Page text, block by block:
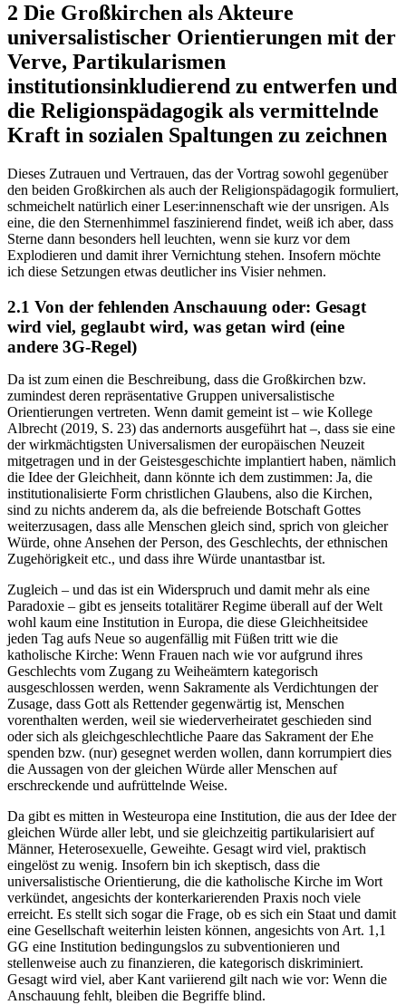
2 Die Großkirchen als Akteure
universalistischer Orientierungen mit der
Verve, Partikularismen
institutionsinkludierend zu entwerfen und
die Religionspädagogik als vermittelnde
Kraft in sozialen Spaltungen zu zeichnen
Dieses Zutrauen und Vertrauen, das der Vortrag sowohl gegenüber
den beiden Großkirchen als auch der Religionspädagogik formuliert,
schmeichelt natürlich einer Leser:innenschaft wie der unsrigen. Als
eine, die den Sternenhimmel faszinierend findet, weiß ich aber, dass
Sterne dann besonders hell leuchten, wenn sie kurz vor dem
Explodieren und damit ihrer Vernichtung stehen. Insofern möchte
ich diese Setzungen etwas deutlicher ins Visier nehmen.
2.1 Von der fehlenden Anschauung oder: Gesagt
wird viel, geglaubt wird, was getan wird (eine
andere 3G-Regel)
Da ist zum einen die Beschreibung, dass die Großkirchen bzw.
zumindest deren repräsentative Gruppen universalistische
Orientierungen vertreten. Wenn damit gemeint ist – wie Kollege
Albrecht (2019, S. 23) das andernorts ausgeführt hat –, dass sie eine
der wirkmächtigsten Universalismen der europäischen Neuzeit
mitgetragen und in der Geistesgeschichte implantiert haben, nämlich
die Idee der Gleichheit, dann könnte ich dem zustimmen: Ja, die
institutionalisierte Form christlichen Glaubens, also die Kirchen,
sind zu nichts anderem da, als die befreiende Botschaft Gottes
weiterzusagen, dass alle Menschen gleich sind, sprich von gleicher
Würde, ohne Ansehen der Person, des Geschlechts, der ethnischen
Zugehörigkeit etc., und dass ihre Würde unantastbar ist.
Zugleich – und das ist ein Widerspruch und damit mehr als eine
Paradoxie – gibt es jenseits totalitärer Regime überall auf der Welt
wohl kaum eine Institution in Europa, die diese Gleichheitsidee
jeden Tag aufs Neue so augenfällig mit Füßen tritt wie die
katholische Kirche: Wenn Frauen nach wie vor aufgrund ihres
Geschlechts vom Zugang zu Weiheämtern kategorisch
ausgeschlossen werden, wenn Sakramente als Verdichtungen der
Zusage, dass Gott als Rettender gegenwärtig ist, Menschen
vorenthalten werden, weil sie wiederverheiratet geschieden sind
oder sich als gleichgeschlechtliche Paare das Sakrament der Ehe
spenden bzw. (nur) gesegnet werden wollen, dann korrumpiert dies
die Aussagen von der gleichen Würde aller Menschen auf
erschreckende und aufrüttelnde Weise.
Da gibt es mitten in Westeuropa eine Institution, die aus der Idee der
gleichen Würde aller lebt, und sie gleichzeitig partikularisiert auf
Männer, Heterosexuelle, Geweihte. Gesagt wird viel, praktisch
eingelöst zu wenig. Insofern bin ich skeptisch, dass die
universalistische Orientierung, die die katholische Kirche im Wort
verkündet, angesichts der konterkarierenden Praxis noch viele
erreicht. Es stellt sich sogar die Frage, ob es sich ein Staat und damit
eine Gesellschaft weiterhin leisten können, angesichts von Art. 1,1
GG eine Institution bedingungslos zu subventionieren und
stellenweise auch zu finanzieren, die kategorisch diskriminiert.
Gesagt wird viel, aber Kant variierend gilt nach wie vor: Wenn die
Anschauung fehlt, bleiben die Begriffe blind.